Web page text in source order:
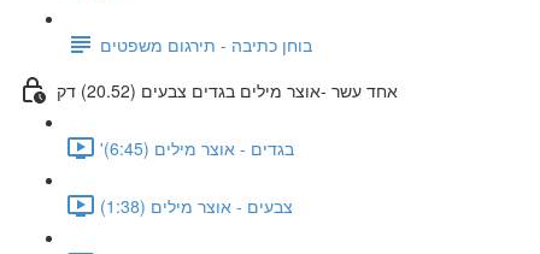
בוחן כתיבה - תירגום משפטים
אחד עשר -אוצר מילים בגדים צבעים (20.52) דק
'בגדים - אוצר מילים (6:45)
צבעים - אוצר מילים (1:38)